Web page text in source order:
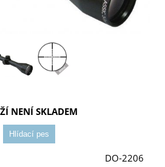
NENÍ SKLADEM
DO-2206